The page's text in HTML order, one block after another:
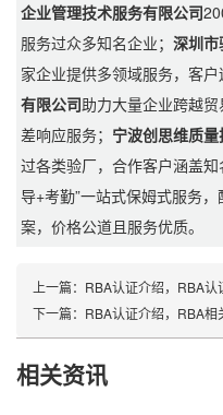
企业管理技术服务有限公司
服务过众多知名企业；深圳市
家企业提供多领域服务，客
有限公司助力大量企业跨越
差响应服务； 宁波创思维质
过各类验厂，合作客户涵盖
导+考勤”一站式保姆式服务
案，价格公道且服务优质。
上一篇： RBA认证介绍，RBA
下一篇： RBA认证介绍，RBA相
相关资讯